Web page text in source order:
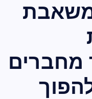
מחברים